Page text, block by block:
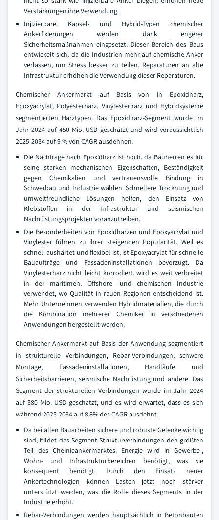
Verstärkungen ihre Verwendung.
Injizierbare, Kapsel- und Hybrid-Typen chemischer
Ankerfixierungen werden dank engerer
Sicherheitsmaßnahmen eingesetzt. Dieser Bereich des Baus
entwickelt sich, da die Industrien mehr auf chemische Anker
verlassen, um Stress besser zu teilen. Reparaturen an alte
Infrastruktur erhöhen die Verwendung dieser Reparaturen.
Chemischer Ankermarkt auf Basis von in Epoxidharz,
Epoxyacrylat, Polyesterharz, Vinylesterharz und Hybridsysteme
segmentierten Harztypen. Das Epoxidharz-Segment wurde im
Jahr 2024 auf 450 Mio. USD geschätzt und wird voraussichtlich
2025-2034 auf 9 % von CAGR ausdehnen.
Die Nachfrage nach Epoxidharz ist hoch, da Bauherren es für
seine starken mechanischen Eigenschaften, Beständigkeit
gegen Chemikalien und vertrauensvolle Bindung in
Schwerbau und Industrie wählen. Schnellere Trocknung und
umweltfreundliche Lösungen helfen, den Einsatz von
Klebstoffen in der Infrastruktur und seismischen
Nachrüstungsprojekten voranzutreiben.
Die Besonderheiten von Epoxidharzen und Epoxyacrylat und
Vinylester führen zu ihrer steigenden Popularität. Weil es
schnell aushärtet und flexibel ist, ist Epoxyacrylat für schnelle
Bauaufträge und Fassadeninstallationen bevorzugt. Da
Vinylesterharz nicht leicht korrodiert, wird es weit verbreitet
in der maritimen, Offshore- und chemischen Industrie
verwendet, wo Qualität in rauen Regionen entscheidend ist.
Mehr Unternehmen verwenden Hybridmaterialien, die durch
die Kombination mehrerer Chemiker in verschiedenen
Anwendungen hergestellt werden.
Chemischer Ankermarkt auf Basis der Anwendung segmentiert
in strukturelle Verbindungen, Rebar-Verbindungen, schwere
Montage, Fassadeninstallationen, Handläufe und
Sicherheitsbarrieren, seismische Nachrüstung und andere. Das
Segment der strukturellen Verbindungen wurde im Jahr 2024
auf 380 Mio. USD geschätzt, und es wird erwartet, dass es sich
während 2025-2034 auf 8,8% des CAGR ausdehnt.
Da bei allen Bauarbeiten sichere und robuste Gelenke wichtig
sind, bildet das Segment Strukturverbindungen den größten
Teil des Chemieankermarktes. Energie wird in Gewerbe-,
Wohn- und Infrastrukturbereichen benötigt, was sie
konsequent benötigt. Durch den Einsatz neuer
Ankertechnologien können Lasten jetzt noch stärker
unterstützt werden, was die Rolle dieses Segments in der
Industrie erhöht.
Rebar-Verbindungen werden hauptsächlich in Betonbauten